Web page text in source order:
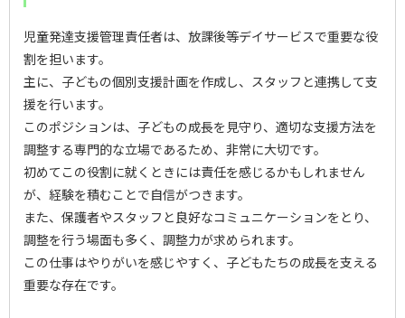
児童発達支援管理責任者は、放課後等デイサービスで重要な役
割を担います。
主に、子どもの個別支援計画を作成し、スタッフと連携して支
援を行います。
このポジションは、子どもの成長を見守り、適切な支援方法を
調整する専門的な立場であるため、非常に大切です。
初めてこの役割に就くときには責任を感じるかもしれません
が、経験を積むことで自信がつきます。
また、保護者やスタッフと良好なコミュニケーションをとり、
調整を行う場面も多く、調整力が求められます。
この仕事はやりがいを感じやすく、子どもたちの成長を支える
重要な存在です。